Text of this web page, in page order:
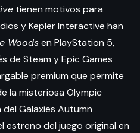
tienen motivos para
y Kepler Interactive han
Woodsen PlayStation 5,
de Steam y Epic Games
premium que permite
la misteriosa Olympic
Galaxies Autumn
estreno del juego original en